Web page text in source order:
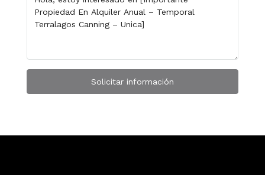
Solicitar información